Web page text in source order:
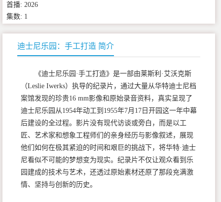
首播: 2026
集数: 1
迪士尼乐园：手工打造 简介
《迪士尼乐园·手工打造》是一部由莱斯利·艾沃克斯
（Leslie Iwerks）执导的纪录片，通过大量从华特迪士尼档
案馆发现的珍贵16 mm影像和原始录音资料，真实呈现了
迪士尼乐园从1954年动工到1955年7月17日开园这一年中幕
后建设的全过程。影片没有现代访谈或旁白，而是以工
匠、艺术家和想象工程师们的亲身经历与影像叙述，展现
他们如何在极其紧迫的时间和艰巨的挑战下，将华特·迪士
尼看似不可能的梦想变为现实。纪录片不仅让观众看到乐
园建成的技术与艺术，还透过原始素材还原了那段充满激
情、坚持与创新的历史。